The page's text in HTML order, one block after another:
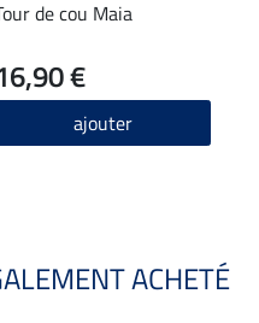
de cou Maia
€
ajouter
ACHETÉ